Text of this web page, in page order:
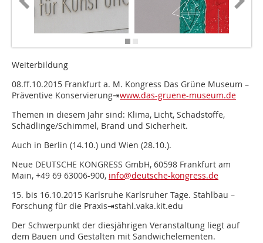
Weiterbildung
08.ff.10.2015 Frankfurt a. M. Kongress Das Grüne Museum –
Präventive Konservierung⇥www.das-gruene-museum.de
Themen in diesem Jahr sind: Klima, Licht, Schadstoffe,
Schädlinge/Schimmel, Brand und Sicherheit.
Auch in Berlin (14.10.) und Wien (28.10.).
Neue DEUTSCHE KONGRESS GmbH, 60598 Frankfurt am
Main, +49 69 63006-900, info@deutsche-kongress.de
15. bis 16.10.2015 Karlsruhe Karlsruher Tage. Stahlbau –
Forschung für die Praxis⇥stahl.vaka.kit.edu
Der Schwerpunkt der diesjährigen Veranstaltung liegt auf
dem Bauen und Gestalten mit Sandwichelementen.